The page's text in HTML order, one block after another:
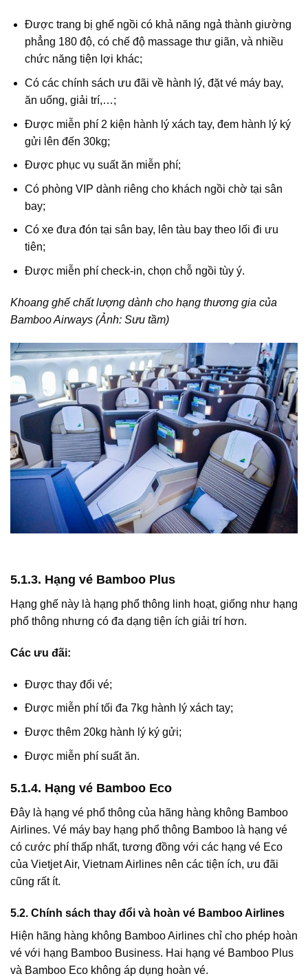
Được trang bị ghế ngồi có khả năng ngả thành giường
phẳng 180 độ, có chế độ massage thư giãn, và nhiều
chức năng tiện lợi khác;
Có các chính sách ưu đãi về hành lý, đặt vé máy bay,
ăn uống, giải trí,…;
Được miễn phí 2 kiện hành lý xách tay, đem hành lý ký
gửi lên đến 30kg;
Được phục vụ suất ăn miễn phí;
Có phòng VIP dành riêng cho khách ngồi chờ tại sân
bay;
Có xe đưa đón tại sân bay, lên tàu bay theo lối đi ưu
tiên;
Được miễn phí check-in, chọn chỗ ngồi tùy ý.
Khoang ghế chất lượng dành cho hạng thương gia của
Bamboo Airways (Ảnh: Sưu tầm)
5.1.3. Hạng vé Bamboo Plus
Hạng ghế này là hạng phổ thông linh hoạt, giống như hạng
phổ thông nhưng có đa dạng tiện ích giải trí hơn.
Các ưu đãi:
Được thay đổi vé;
Được miễn phí tối đa 7kg hành lý xách tay;
Được thêm 20kg hành lý ký gửi;
Được miễn phí suất ăn.
5.1.4. Hạng vé Bamboo Eco
Đây là hạng vé phổ thông của hãng hàng không Bamboo
Airlines. Vé máy bay hạng phổ thông Bamboo là hạng vé
có cước phí thấp nhất, tương đồng với các hạng vé Eco
của Vietjet Air, Vietnam Airlines nên các tiện ích, ưu đãi
cũng rất ít.
5.2. Chính sách thay đổi và hoàn vé Bamboo Airlines
Hiện hãng hàng không Bamboo Airlines chỉ cho phép hoàn
vé với hạng Bamboo Business. Hai hạng vé Bamboo Plus
và Bamboo Eco không áp dụng hoàn vé.